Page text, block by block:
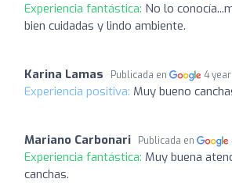
Experiencia fantástica: No lo
bien cuidadas y lindo ambiente.
Karina Lamas Publicada en 4
Experiencia positiva: Muy bueno
Mariano Carbonari Publicada en
Experiencia fantástica: Muy buena
canchas.